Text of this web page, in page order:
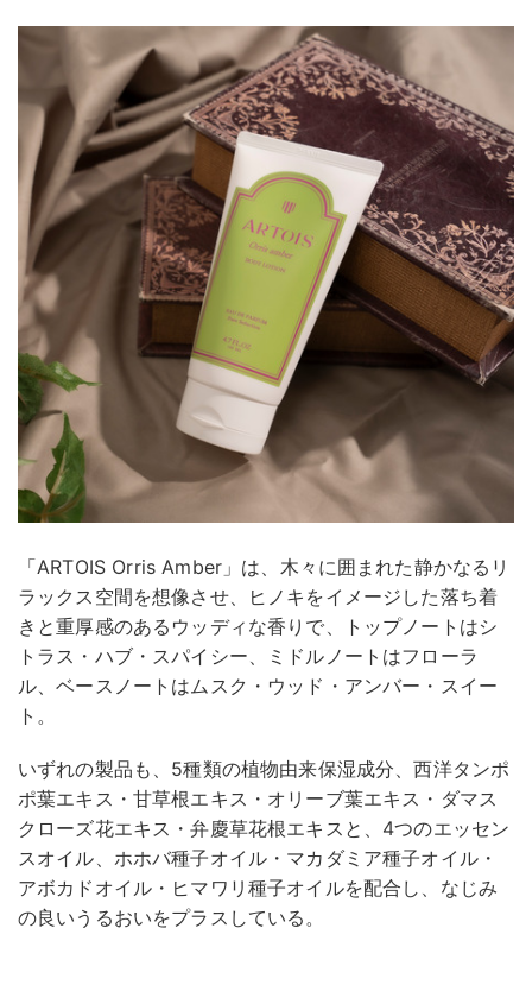
「ARTOIS Orris Amber」は、木々に囲まれた静かなるリ
ラックス空間を想像させ、ヒノキをイメージした落ち着
きと重厚感のあるウッディな香りで、トップノートはシ
トラス・ハブ・スパイシー、ミドルノートはフローラ
ル、ベースノートはムスク・ウッド・アンバー・スイー
ト。
いずれの製品も、5種類の植物由来保湿成分、西洋タンポ
ポ葉エキス・甘草根エキス・オリーブ葉エキス・ダマス
クローズ花エキス・弁慶草花根エキスと、4つのエッセン
スオイル、ホホバ種子オイル・マカダミア種子オイル・
アボカドオイル・ヒマワリ種子オイルを配合し、なじみ
の良いうるおいをプラスしている。